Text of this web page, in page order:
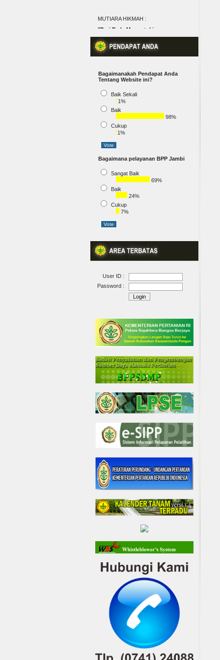
Kegelapan, Lebih Baik Ambil
(Pepatah Tiongkok)
Bagaimanakah Pendapat Anda
Tentang Website ini?
Baik Sekali
1%
Baik
98%
Cukup
1%
Bagaimana pelayanan BPP Jambi
Sangat Baik
69%
Baik
24%
Cukup
7%
User ID :
Password :